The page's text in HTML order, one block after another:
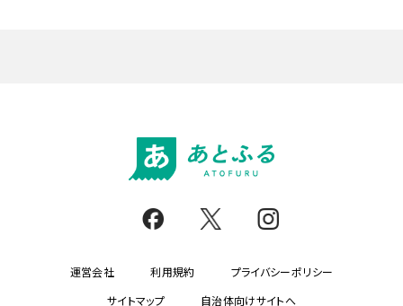
運営会社 利用規約
プライバシーポリシー
サイトマップ
自治体向けサイトへ